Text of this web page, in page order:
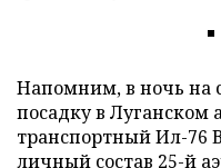
Напомним, в ночь на
посадку в Луганском
транспортный Ил-76
личный состав 25-й